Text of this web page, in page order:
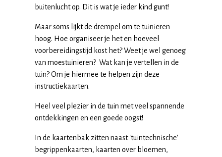
buitenlucht op. Dit is wat je ieder kind gunt!
Maar soms lijkt de drempel om te tuinieren
hoog. Hoe organiseer je het en hoeveel
voorbereidingstijd kost het? Weet je wel genoeg
van moestuinieren? Wat kan je vertellen in de
tuin? Om je hiermee te helpen zijn deze
instructiekaarten.
Heel veel plezier in de tuin met veel spannende
ontdekkingen en een goede oogst!
In de kaartenbak zitten naast 'tuintechnische'
begrippenkaarten, kaarten over bloemen,